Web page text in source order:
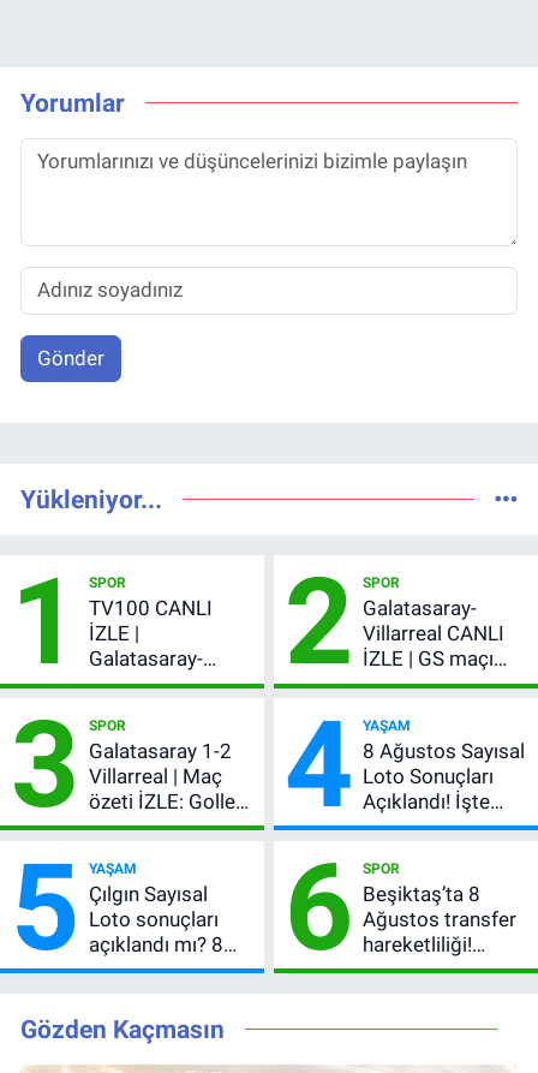
Yorumlar
Gönder
Yükleniyor...
1 SPOR
TV100 CANLI
İZLE |
Galatasaray-
Villarreal maçı
şifresiz canlı yayın
2 SPOR
Galatasaray-
Villarreal CANLI
İZLE | GS maçı
hangi kanalda,
3 SPOR
Galatasaray 1-2
Villarreal | Maç
özeti İZLE: Goller
peş peşe geldi,
kırmızı kart gördü!
4 YAŞAM
8 Ağustos Sayısal
Loto Sonuçları
Açıklandı! İşte
Kazandıran 6
5 YAŞAM
Çılgın Sayısal
Loto sonuçları
açıklandı mı? 8
Ağustos 2026
numaralar
6 SPOR
Beşiktaş’ta 8
Ağustos transfer
hareketliliği!
Yönetim 5 bölge
Gözden Kaçmasın